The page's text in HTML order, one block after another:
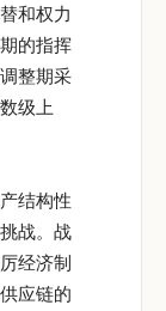
和权力
的指挥
整期采
级上
结构性
战。战
经济制
应链的